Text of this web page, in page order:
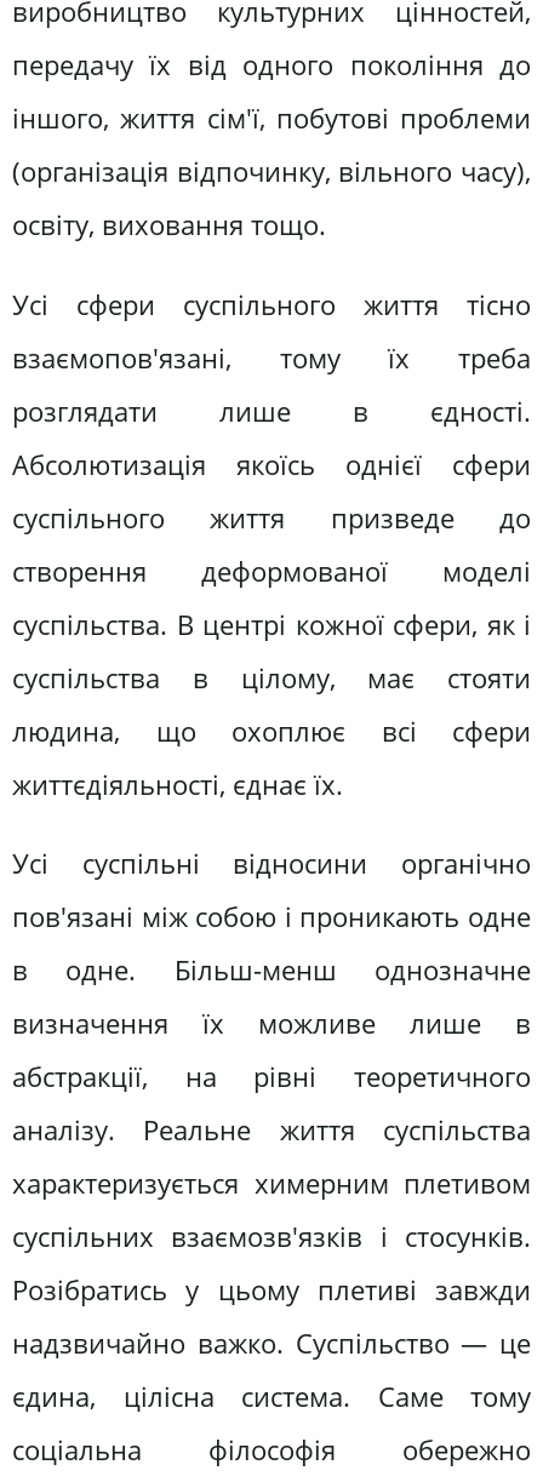
виробництво культурних цінностей,
передачу їх від одного покоління до
іншого, життя сім'ї, побутові проблеми
(організація відпочинку, вільного часу),
освіту, виховання тощо.
Усі сфери суспільного життя тісно
взаємопов'язані, тому їх треба
розглядати лише в єдності.
Абсолютизація якоїсь однієї сфери
суспільного життя призведе до
створення деформованої моделі
суспільства. В центрі кожної сфери, як і
суспільства в цілому, має стояти
людина, що охоплює всі сфери
життєдіяльності, єднає їх.
Усі суспільні відносини органічно
пов'язані між собою і проникають одне
в одне. Більш-менш однозначне
визначення їх можливе лише в
абстракції, на рівні теоретичного
аналізу. Реальне життя суспільства
характеризується химерним плетивом
суспільних взаємозв'язків і стосунків.
Розібратись у цьому плетиві завжди
надзвичайно важко. Суспільство — це
єдина, цілісна система. Саме тому
соціальна філософія обережно